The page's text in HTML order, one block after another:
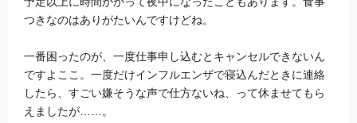
つきなのはありがたいんですけどね。
一番困ったのが、一度仕事申し込むとキャンセルできないん
ですよここ。一度だけインフルエンザで寝込んだときに連絡
したら、すごい嫌そうな声で仕方ないね、って休ませてもら
えましたが……。